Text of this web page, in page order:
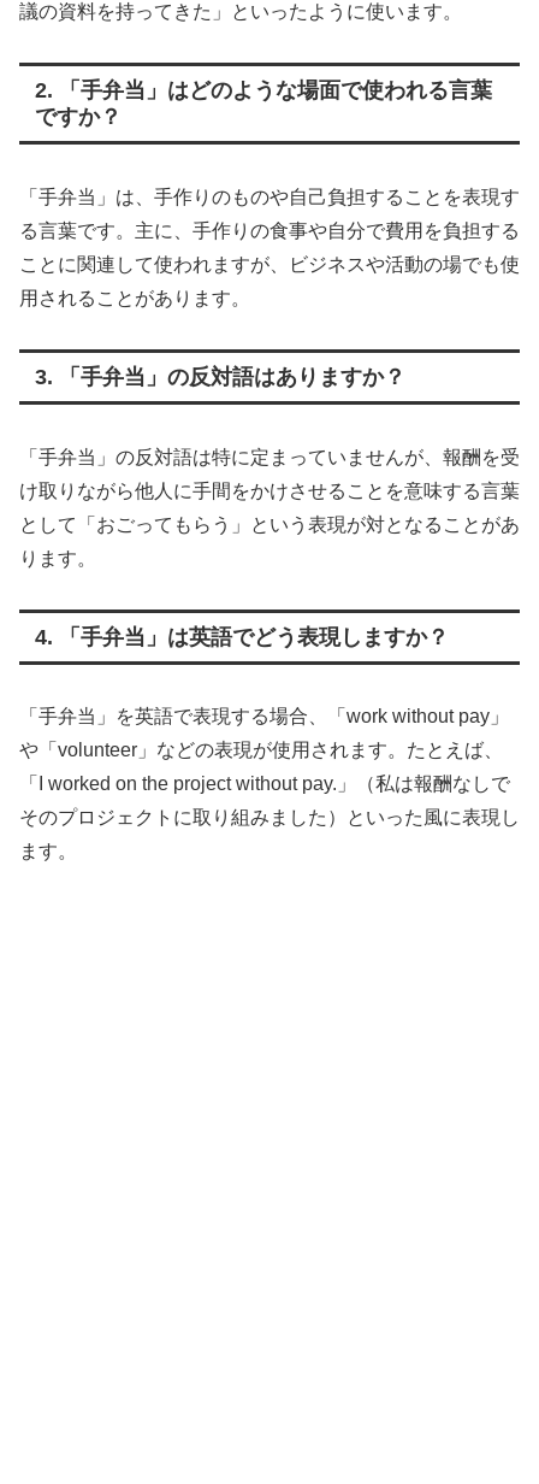
議の資料を持ってきた」といったように使います。
2. 「手弁当」はどのような場面で使われる言葉
ですか？
「手弁当」は、手作りのものや自己負担することを表現す
る言葉です。主に、手作りの食事や自分で費用を負担する
ことに関連して使われますが、ビジネスや活動の場でも使
用されることがあります。
3. 「手弁当」の反対語はありますか？
「手弁当」の反対語は特に定まっていませんが、報酬を受
け取りながら他人に手間をかけさせることを意味する言葉
として「おごってもらう」という表現が対となることがあ
ります。
4. 「手弁当」は英語でどう表現しますか？
「手弁当」を英語で表現する場合、「work without pay」
や「volunteer」などの表現が使用されます。たとえば、
「I worked on the project without pay.」（私は報酬なしで
そのプロジェクトに取り組みました）といった風に表現し
ます。